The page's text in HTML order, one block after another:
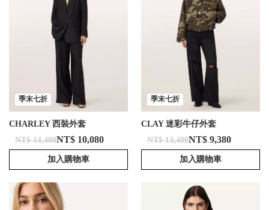
季末七折
CHARLEY 西裝外套
NT$ 14,400NT$ 10,080
加入購物車
季末七折
CLAY 迷彩牛仔外套
NT$ 13,400NT$ 9,380
加入購物車